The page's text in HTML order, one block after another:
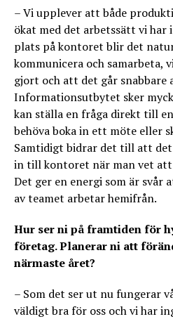
– Vi upplever att både
ökat med det arbetssätt vi har
plats på kontoret blir det
kommunicera och samarbeta,
gjort och att det går snabbare
Informationsutbytet sker
kan ställa en fråga direkt till
behöva boka in ett möte eller
Samtidigt bidrar det till att
in till kontoret när man vet att
Det ger en energi som är
av teamet arbetar hemifrån.
Hur ser ni på framtiden för
företag. Planerar ni att
närmaste året?
– Som det ser ut nu fungerar
väldigt bra för oss och vi har